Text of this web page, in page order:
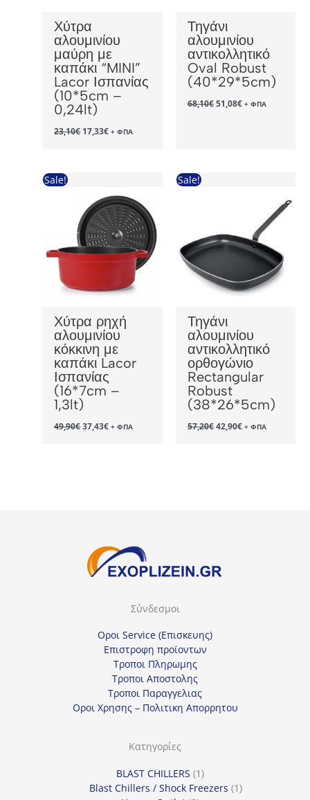
Χύτρα
αλουμινίου
μαύρη με
καπάκι “MINI”
Lacor Ισπανίας
(10*5cm –
0,24lt)
23,10€ Original
price
17,33€Η+ ΦΠΑ
Τηγάνι
αλουμινίου
αντικολλητικό
Oval Robust
(40*29*5cm)
68,10€Original
price
51,08€Η+ ΦΠΑ
Sale!
Χύτρα ρηχή
αλουμινίου
κόκκινη με
καπάκι Lacor
Ισπανίας
(16*7cm –
1,3lt)
49,90€Original
price
37,43€Η+ ΦΠΑ
Sale!
Τηγάνι
αλουμινίου
αντικολλητικό
ορθογώνιο
Rectangular
Robust
(38*26*5cm)
57,20€ Original
price
42,90€Η+ ΦΠΑ
Σύνδεσμοι
Οροι Service (Επισκευης)
Επιστροφη προϊοντων
Τροποι Πληρωμης
Τροποι Αποστολης
Τροποι Παραγγελιας
Οροι Χρησης – Πολιτικη Απορρητου
Κατηγορίες
BLAST CHILLERS 11
προϊόν
Blast Chillers / Shock Freezers 11